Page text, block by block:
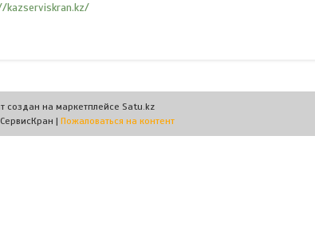
kazserviskran.kz/
создан на маркетплейсе Satu.kz
ТОО КазСервисКран | Пожаловаться на контент